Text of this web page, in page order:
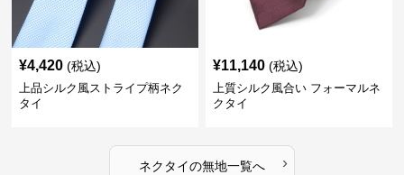
¥4,420 (税込)
上品シルク風ストライプ柄ネク
タイ
¥11,140 (税込)
上質シルク風合い フォーマルネ
クタイ
ネクタイの無地一覧へ ›